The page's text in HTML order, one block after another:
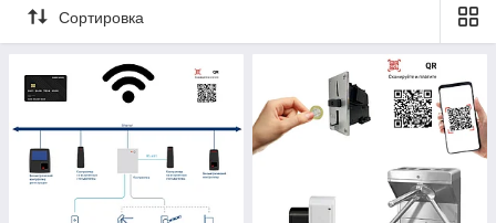
объектах, где необходимо обеспечить ограниченный доступ к
определенным объектам, ресурсам или услугам, требуя
Сортировка